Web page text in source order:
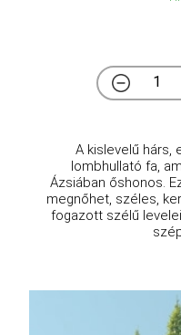
A kislevelű hárs,
lombhullató fa,
Ázsiában őshonos.
megnőhet, széles,
fogazott szélű